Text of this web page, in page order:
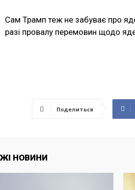
Сам Трамп теж не забуває про
разі провалу перемовин щодо
Поделиться
НОВИНИ